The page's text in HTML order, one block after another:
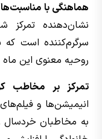
هماهنگی با
نشان‌دهنده تمرکز
سرگرم‌کننده است که
روحیه معنوی این ماه
تمرکز بر مخاطب
انیمیشن‌ها و
به مخاطبان